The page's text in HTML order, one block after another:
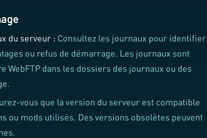
du serveur : Consultez les journaux pour identifier
ou refus de démarrage. Les journaux sont
WebFTP dans les dossiers des journaux ou des
vous que la version du serveur est compatible
ou mods utilisés. Des versions obsolètes peuvent